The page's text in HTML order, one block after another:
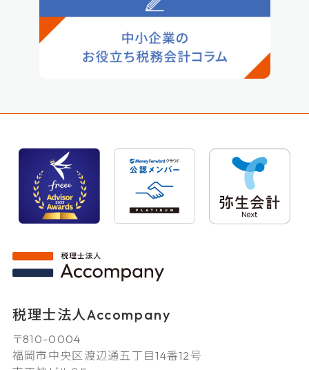
税理士法人Accompany
〒810-0004
福岡市中央区渡辺通五丁目14番12号